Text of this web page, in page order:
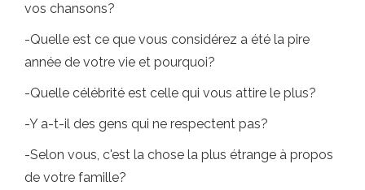
vos chansons?
-Quelle est ce que vous considérez a été la pire
année de votre vie et pourquoi?
-Quelle célébrité est celle qui vous attire le plus?
-Y a-t-il des gens qui ne respectent pas?
-Selon vous, c'est la chose la plus étrange à propos
de votre famille?